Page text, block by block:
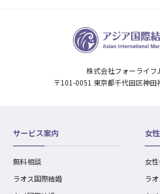
株式会社フォーライフ
〒101-0051 東京都千代田区神田
サービス案内
無料相談
ラオス国際結婚
女
女
ラ